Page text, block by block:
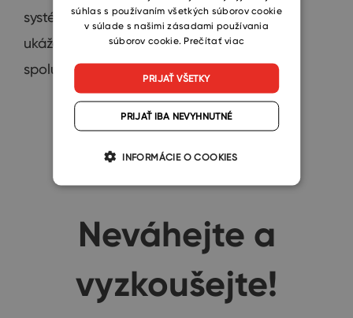
systém? V tejto prezentácii vám Jiří Tvorík
ukáže, ako môžu eWay-CRM a Pohoda
spolupracovať.
Neváhejte a
vyzkoušejte!
súhlas s používaním všetkých súborov cookie
v súlade s našimi zásadami používania
súborov cookie. Prečítať viac
PRIJAŤ VŠETKY
PRIJAŤ IBA NEVYHNUTNÉ
INFORMÁCIE O COOKIES